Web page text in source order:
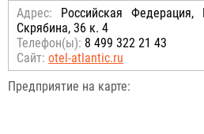
Адрес: Российcкая
Скрябина, 36 к. 4
Телефон(ы): 8 499 322 21 43
Сайт: otel-atlantic.ru
Предприятие на карте: